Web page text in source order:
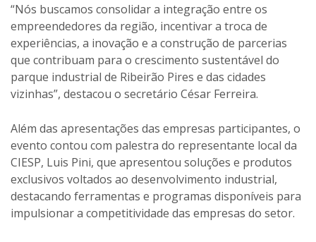
“Nós buscamos consolidar a integração entre os
empreendedores da região, incentivar a troca de
experiências, a inovação e a construção de parcerias
que contribuam para o crescimento sustentável do
parque industrial de Ribeirão Pires e das cidades
vizinhas”, destacou o secretário César Ferreira.
Além das apresentações das empresas participantes, o
evento contou com palestra do representante local da
CIESP, Luis Pini, que apresentou soluções e produtos
exclusivos voltados ao desenvolvimento industrial,
destacando ferramentas e programas disponíveis para
impulsionar a competitividade das empresas do setor.